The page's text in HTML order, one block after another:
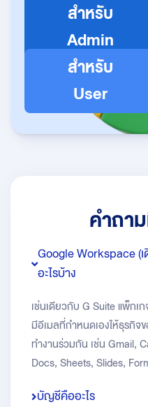
สำหรับ
Admin
สำหรับ
User
คำถา
Google Workspace (
อะไรบ้าง
เช่นเดียวกับ G Suite แพ็กเ
มีอีเมลที่กำหนดเองให้ธุรกิจ
ทำงานร่วมกัน เช่น Gmail,
Docs, Sheets, Slides,
บัญชีคืออะไร